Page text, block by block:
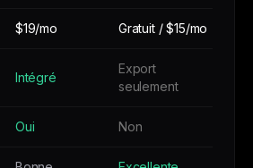
$19/mo Gratuit / $15/mo
Intégré
Export
seulement
Oui Non